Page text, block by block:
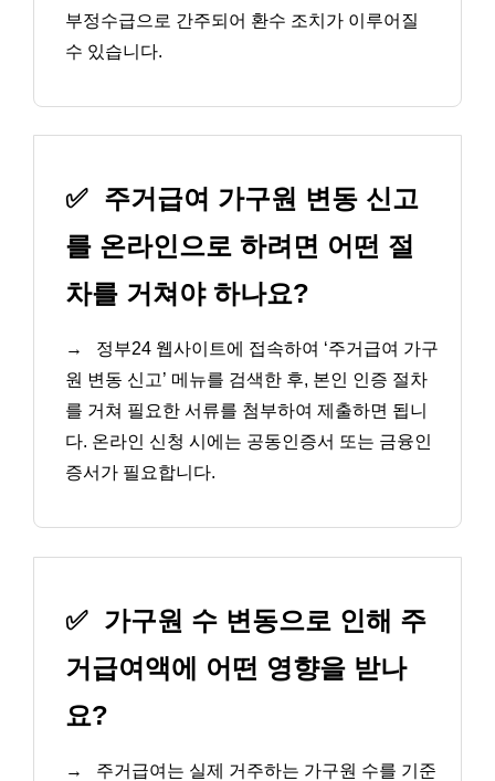
부정수급으로 간주되어 환수 조치가 이루어질
수 있습니다.
✅ 주거급여 가구원 변동 신고
를 온라인으로 하려면 어떤 절
차를 거쳐야 하나요?
→
정부24 웹사이트에 접속하여 ‘주거급여 가구
원 변동 신고’ 메뉴를 검색한 후, 본인 인증 절차
를 거쳐 필요한 서류를 첨부하여 제출하면 됩니
다. 온라인 신청 시에는 공동인증서 또는 금융인
증서가 필요합니다.
✅ 가구원 수 변동으로 인해 주
거급여액에 어떤 영향을 받나
요?
→
주거급여는 실제 거주하는 가구원 수를 기준